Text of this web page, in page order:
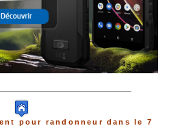
pour randonneur dans le 7